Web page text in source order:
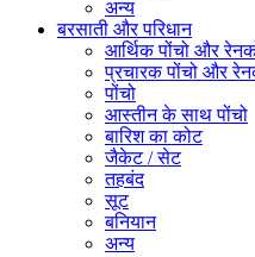
अन्य
बरसाती और परिधान
आर्थिक पोंचो और
प्रचारक पोंचो और
पोंचो
आस्तीन के साथ पोंचो
बारिश का कोट
जैकेट / सेट
तहबंद
सूट
बनियान
अन्य